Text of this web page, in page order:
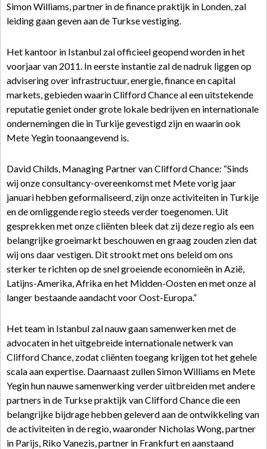
Simon Williams, partner in de finance praktijk in Londen, zal
leiding gaan geven aan de Turkse vestiging.
Het kantoor in Istanbul zal officieel geopend worden in het
voorjaar van 2011. In eerste instantie zal de nadruk liggen op
advisering over infrastructuur, energie, finance en capital
markets, gebieden waarin Clifford Chance al een uitstekende
reputatie geniet onder grote lokale bedrijven en internationale
ondernemingen die in Turkije gevestigd zijn en waarin ook
Mete Yegin toonaangevend is.
David Childs, Managing Partner van Clifford Chance: “Sinds
wij onze consultancy-overeenkomst met Mete vorig jaar
januari hebben geformaliseerd, zijn onze activiteiten in Turkije
en de omliggende regio steeds verder toegenomen. Uit
gesprekken met onze cliënten bleek dat zij deze regio als een
belangrijke groeimarkt beschouwen en graag zouden zien dat
wij ons daar vestigen. Dit strookt met ons beleid om ons
sterker te richten op de snel groeiende economieën in Azië,
Latijns-Amerika, Afrika en het Midden-Oosten en met onze al
langer bestaande aandacht voor Oost-Europa.”
Het team in Istanbul zal nauw gaan samenwerken met de
advocaten in het uitgebreide internationale netwerk van
Clifford Chance, zodat cliënten toegang krijgen tot het gehele
scala aan expertise. Daarnaast zullen Simon Williams en Mete
Yegin hun nauwe samenwerking verder uitbreiden met andere
partners in de Turkse praktijk van Clifford Chance die een
belangrijke bijdrage hebben geleverd aan de ontwikkeling van
de activiteiten in de regio, waaronder Nicholas Wong, partner
in Parijs, Riko Vanezis, partner in Frankfurt en aanstaand